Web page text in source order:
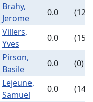
Brahy,
Jerome
0.0
Villers,
Yves
0.0
Pirson,
Basile
0.0 (0)
Lejeune,
Samuel
0.0